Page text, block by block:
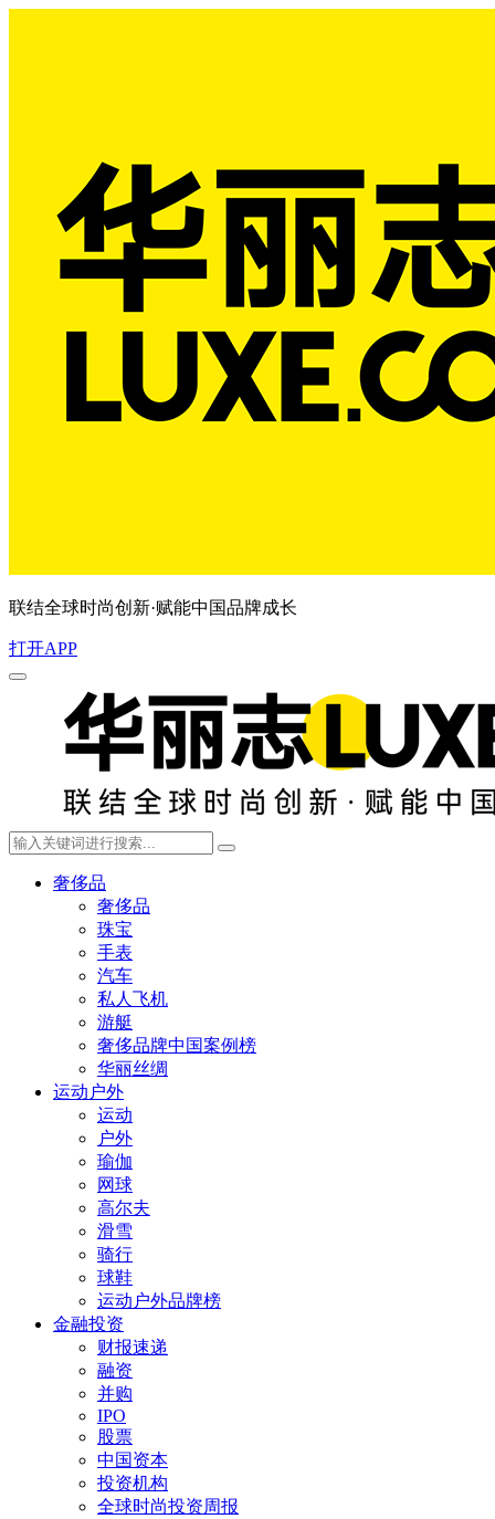
联结全球时尚创新·赋能中国品牌成长
打开APP
奢侈品
奢侈品
珠宝
手表
汽车
私人飞机
游艇
奢侈品牌中国案例榜
华丽丝绸
运动户外
运动
户外
瑜伽
网球
高尔夫
滑雪
骑行
球鞋
运动户外品牌榜
金融投资
财报速递
融资
并购
IPO
股票
中国资本
投资机构
全球时尚投资周报